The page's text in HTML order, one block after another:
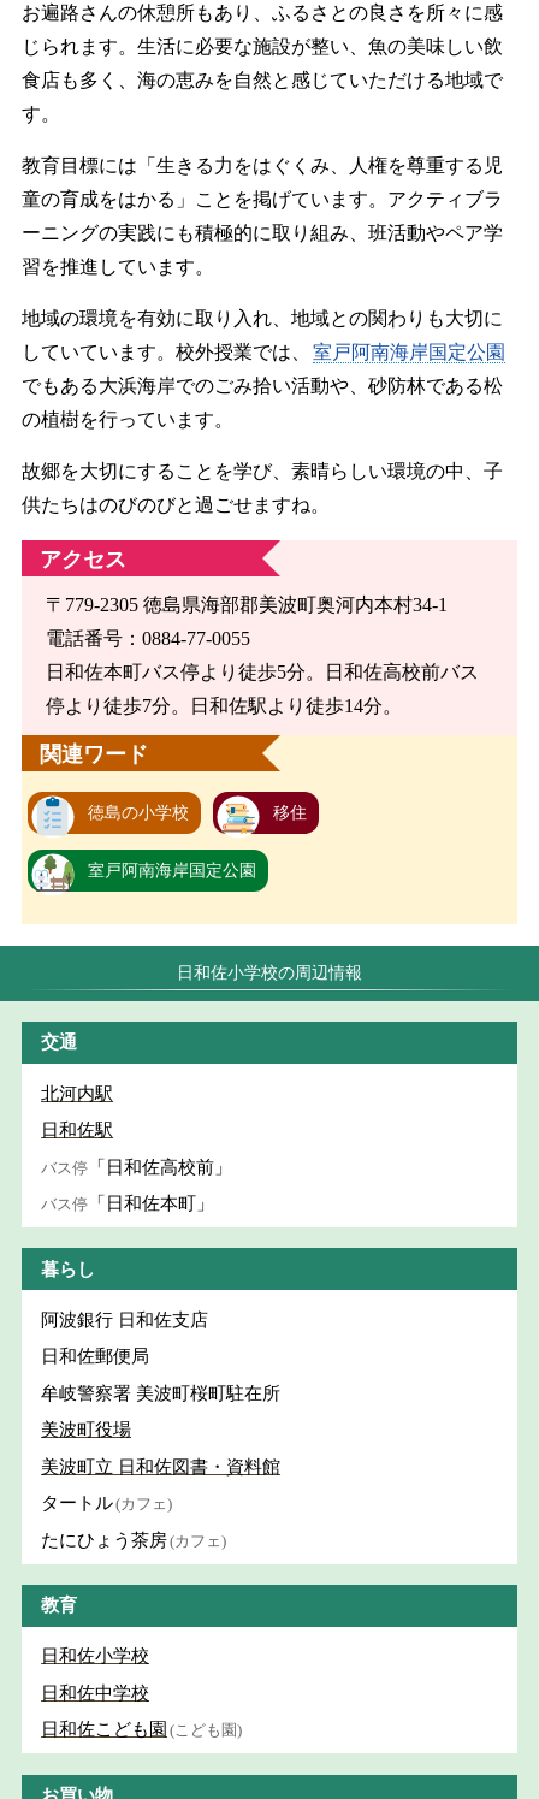
お遍路さんの休憩所もあり、ふるさとの良さを所々に感
じられます。生活に必要な施設が整い、魚の美味しい飲
食店も多く、海の恵みを自然と感じていただける地域で
す。
教育目標には「生きる力をはぐくみ、人権を尊重する児
童の育成をはかる」ことを掲げています。アクティブラ
ーニングの実践にも積極的に取り組み、班活動やペア学
習を推進しています。
地域の環境を有効に取り入れ、地域との関わりも大切に
していています。校外授業では、
室戸阿南海岸国定公園
でもある大浜海岸でのごみ拾い活動や、砂防林である松
の植樹を行っています。
故郷を大切にすることを学び、素晴らしい環境の中、子
供たちはのびのびと過ごせますね。
アクセス
〒779-2305 徳島県海部郡美波町奥河内本村34-1
電話番号：0884-77-0055
日和佐本町バス停より徒歩5分。日和佐高校前バス
停より徒歩7分。日和佐駅より徒歩14分。
関連ワード
徳島の小学校 移住
室戸阿南海岸国定公園
日和佐小学校の周辺情報
交通
北河内駅
日和佐駅
バス停 「日和佐高校前」
バス停 「日和佐本町」
暮らし
阿波銀行 日和佐支店
日和佐郵便局
牟岐警察署 美波町桜町駐在所
美波町役場
美波町立 日和佐図書・資料館
タートル(カフェ)
たにひょう茶房(カフェ)
教育
日和佐小学校
日和佐中学校
日和佐こども園 (こども園)